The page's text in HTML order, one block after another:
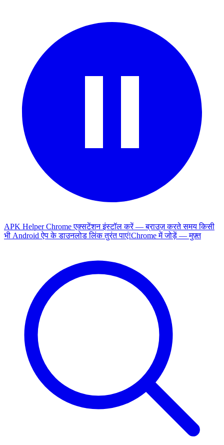
APK Helper Chrome एक्सटेंशन इंस्टॉल करें — ब्राउज़ करते समय किसी
भी Android ऐप के डाउनलोड लिंक तुरंत पाएं!Chrome में जोड़ें — मुफ़्त